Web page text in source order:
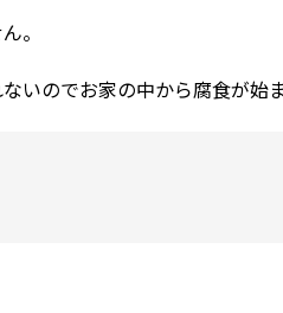
。
いのでお家の中から腐食が始ま